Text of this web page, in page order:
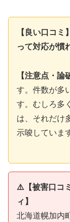
【良い口コ
って対応が慣
【注意点・論
す。件数が多
す。むしろ多
は、それだけ
示唆していま
⚠️【被害口コ
ィ】
北海道幌加内